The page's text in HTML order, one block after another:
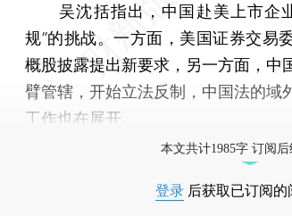
吴沈括指出，中国赴美上市企
规”的挑战。一方面，美国证券交易
概股披露提出新要求，另一方面，中
臂管辖，开始立法反制，中国法的域
工作也在展开。
本文共计1985字 订阅
登录 后获取已订阅的